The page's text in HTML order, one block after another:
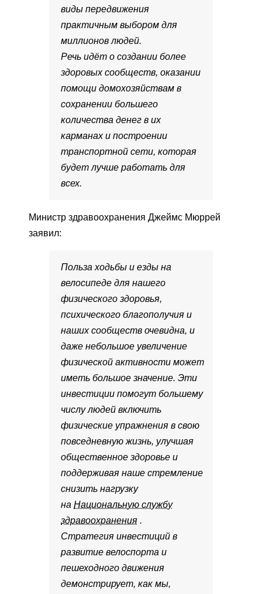
виды передвижения
практичным выбором для
миллионов людей.
Речь идёт о создании более
здоровых сообществ, оказании
помощи домохозяйствам в
сохранении большего
количества денег в их
карманах и построении
транспортной сети, которая
будет лучше работать для
всех.
Министр здравоохранения Джеймс Мюррей
заявил:
Польза ходьбы и езды на
велосипеде для нашего
физического здоровья,
психического благополучия и
наших сообществ очевидна, и
даже небольшое увеличение
физической активности может
иметь большое значение. Эти
инвестиции помогут большему
числу людей включить
физические упражнения в свою
повседневную жизнь, улучшая
общественное здоровье и
поддерживая наше стремление
снизить нагрузку
на Национальную службу
здравоохранения .
Стратегия инвестиций в
развитие велоспорта и
пешеходного движения
демонстрирует, как мы,